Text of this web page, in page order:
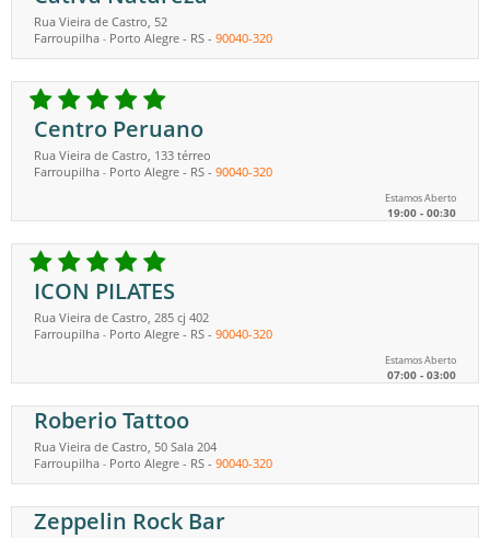
Rua Vieira de Castro, 52
Farroupilha - Porto Alegre - RS - 90040-320
Centro Peruano
Rua Vieira de Castro, 133 térreo
Farroupilha - Porto Alegre - RS - 90040-320
Estamos Aberto
19:00 - 00:30
ICON PILATES
Rua Vieira de Castro, 285 cj 402
Farroupilha - Porto Alegre - RS - 90040-320
Estamos Aberto
07:00 - 03:00
Roberio Tattoo
Rua Vieira de Castro, 50 Sala 204
Farroupilha - Porto Alegre - RS - 90040-320
Zeppelin Rock Bar